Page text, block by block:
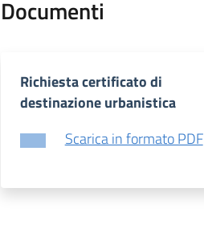
Documenti
Richiesta certificato di
destinazione urbanistica
Scarica in formato PDF